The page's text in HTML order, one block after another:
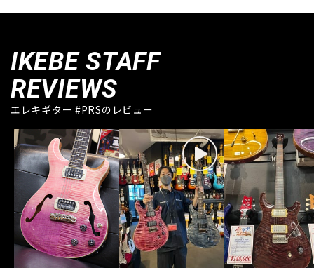
IKEBE STAFF
REVIEWS
エレキギター #PRSのレビュー